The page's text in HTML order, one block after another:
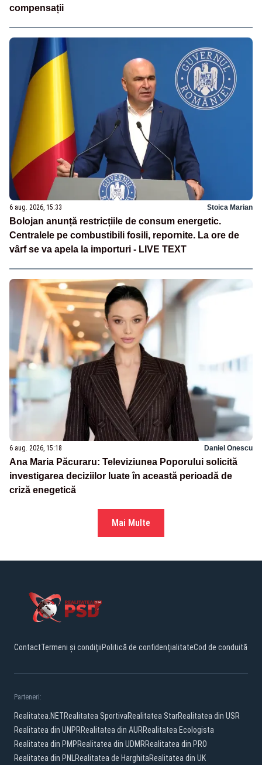
compensații
6 aug. 2026, 15:33 Stoica Marian
Bolojan anunță restricțiile de consum energetic.
Centralele pe combustibili fosili, repornite. La ore de
vârf se va apela la importuri - LIVE TEXT
6 aug. 2026, 15:18 Daniel Onescu
Ana Maria Păcuraru: Televiziunea Poporului solicită
investigarea deciziilor luate în această perioadă de
criză enegetică
Mai Multe
ContactTermeni și condițiiPolitică de confidențialitateCod de conduită
Parteneri:
Realitatea.NETRealitatea SportivaRealitatea StarRealitatea din USR
Realitatea din UNPRRealitatea din AURRealitatea Ecologista
Realitatea din PMPRealitatea din UDMRRealitatea din PRO
Realitatea din PNLRealitatea de HarghitaRealitatea din UK